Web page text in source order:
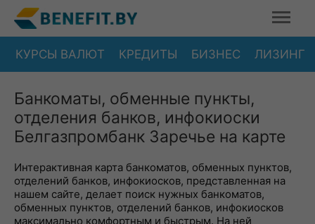
КУРСЫ ВАЛЮТ КРЕДИТЫ БИЗНЕС ЛИЗИНГ
Банкоматы, обменные пункты,
отделения банков, инфокиоски
Белгазпромбанк Заречье на карте
Интерактивная карта банкоматов, обменных пунктов,
отделений банков, инфокиосков, представленная на
нашем сайте, делает поиск нужных банкоматов,
обменных пунктов, отделений банков, инфокиосков
максимально комфортным и быстрым. На ней